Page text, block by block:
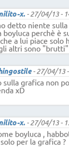
x. -27/04/13 -
detto niente
boyluca perchè è
a lui piace solo
altri sono "brutti"
-27/04/13
sulla grafica non
xD
x. -27/04/13 -
boyluca ,
per la grafica ?